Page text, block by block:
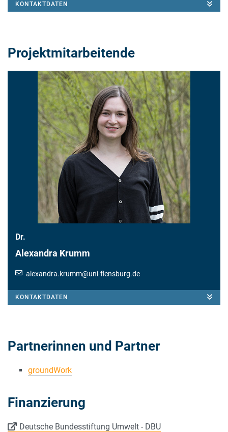
KONTAKTDATEN
Projektmitarbeitende
Dr.
Alexandra Krumm
alexandra.krumm@uni-flensburg.de
KONTAKTDATEN
Partnerinnen und Partner
groundWork
Finanzierung
Deutsche Bundesstiftung Umwelt - DBU